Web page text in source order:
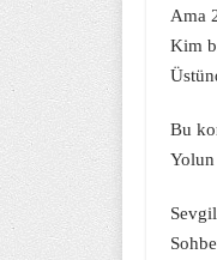
Ama
Kim
Bu